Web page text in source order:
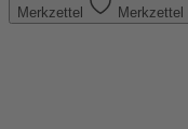
Merkzettel Merkzettel